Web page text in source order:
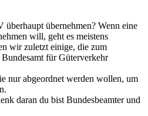
übernehmen? Wenn eine
will, geht es meistens
wir zuletzt einige, die zum
für Güterverkehr
nur abgeordnet werden wollen, um
daran du bist Bundesbeamter und